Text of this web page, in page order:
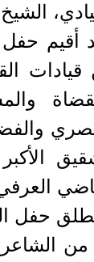
أقيم
قيادات
حفل
من